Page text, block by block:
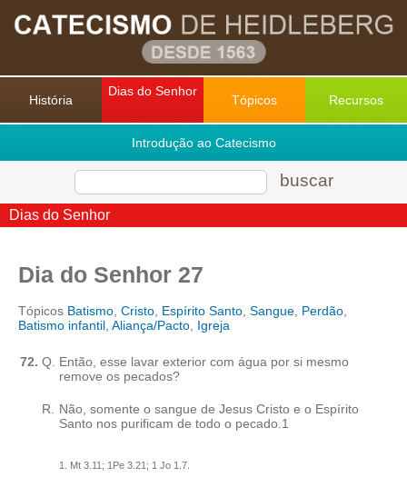
História
Dias do Senhor
Tópicos Recursos
Introdução ao Catecismo
buscar
Dias do Senhor
Dia do Senhor 27
Tópicos Batismo Cristo Espírito Santo Sangue Perdão
Batismo infantil Aliança/Pacto Igreja
72. Q. Então, esse lavar exterior com água por si mesmo
remove os pecados?
R.
Não, somente o sangue de Jesus Cristo e o Espírito
Santo nos purificam de todo o pecado.1
1. Mt 3.11; 1Pe 3.21; 1 Jo 1.7.